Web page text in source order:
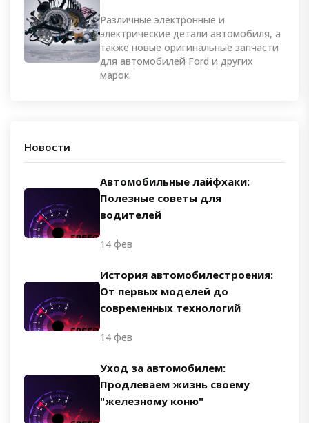
Различные электронные и
электрические детали автомобиля, а
также новые оригинальные запчасти
для автомобилей Ford и других
марок.
Новости
Автомобильные лайфхаки:
Полезные советы для
водителей
14 фев
История автомобилестроения:
От первых моделей до
современных технологий
14 фев
Уход за автомобилем:
Продлеваем жизнь своему
"железному коню"